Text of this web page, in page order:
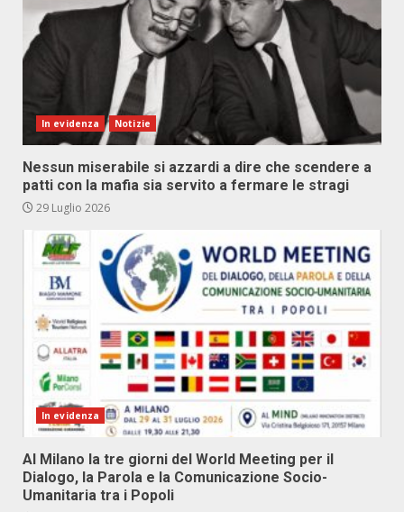
In evidenza Notizie
Nessun miserabile si azzardi a dire che scendere a
patti con la mafia sia servito a fermare le stragi
29 Luglio 2026
In evidenza
Al Milano la tre giorni del World Meeting per il
Dialogo, la Parola e la Comunicazione Socio-
Umanitaria tra i Popoli